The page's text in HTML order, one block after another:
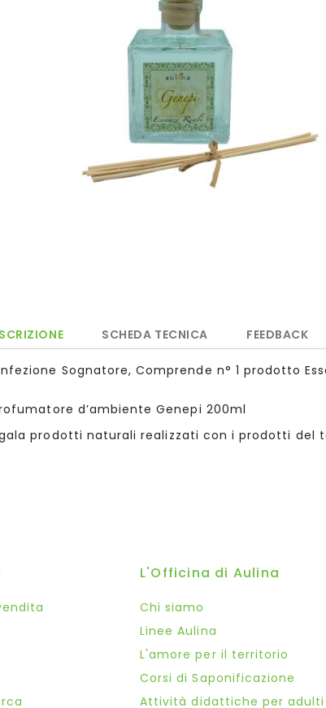
Sognatore, Comprende n° 1 prodotto
d’ambiente Genepi 200ml
prodotti naturali realizzati con i prodotti del
SCHEDA TECNICA FEEDBACK
L'Officina di Aulina
Chi siamo
Linee Aulina
L'amore per il territorio
Corsi di Saponificazione
Attività didattiche per adulti